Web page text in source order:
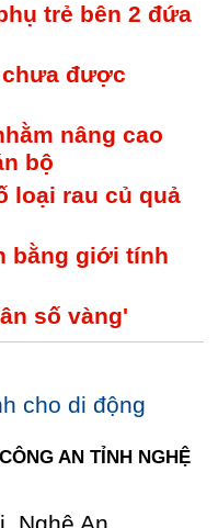
trẻ bên 2 đứa
được
nâng cao
bộ
loại rau củ quả
bằng giới tính
số vàng'
cho di động
AN TỈNH NGHỆ